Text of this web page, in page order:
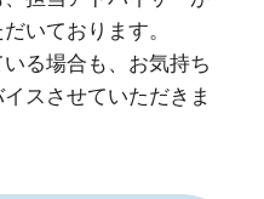
いております。
る場合も、お気持ち
スさせていただきま